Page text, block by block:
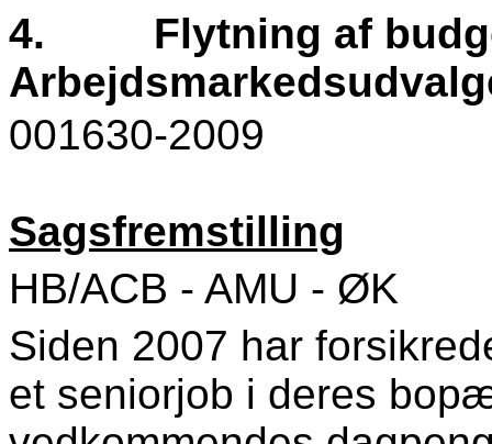
4.
Flytning af
001630-2009
Sagsfremstilling
HB/ACB - AMU - ØK
Siden 2007 har
et seniorjob i deres